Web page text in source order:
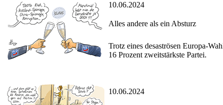
10.06.2024
Alles andere als ein Absturz
Trotz eines desaströsen Europa-
16 Prozent zweitstärkste Partei.
10.06.2024